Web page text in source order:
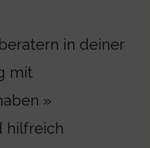
in deiner
mit
»
hilfreich